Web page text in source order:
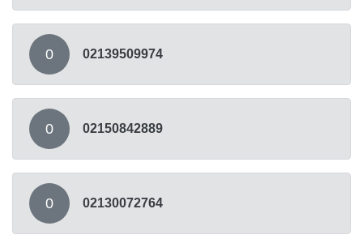
0 02139509974
0 02150842889
0 02130072764